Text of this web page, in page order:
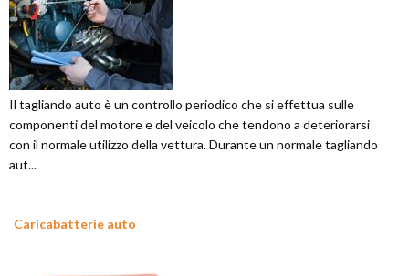
Il tagliando auto è un controllo periodico che si effettua sulle
componenti del motore e del veicolo che tendono a deteriorarsi
con il normale utilizzo della vettura. Durante un normale tagliando
aut...
Caricabatterie auto